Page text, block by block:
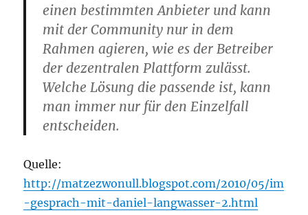
einen bestimmten Anbieter und kann
mit der Community nur in dem
Rahmen agieren, wie es der Betreiber
der dezentralen Plattform zulässt.
Welche Lösung die passende ist, kann
man immer nur für den Einzelfall
entscheiden.
Quelle:
http://matzezwonull.blogspot.com/2010/05/im
-gesprach-mit-daniel-langwasser-2.html